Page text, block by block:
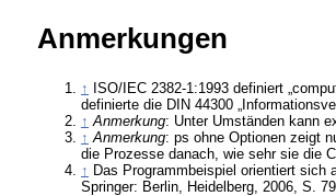
Anmerkungen
↑
ISO/IEC 2382-1:1993 definiert
definierte die DIN 44300
↑ Anmerkung: Unter Umständen kann
↑ Anmerkung: ps ohne Optionen zeigt
die Prozesse danach, wie sehr sie die
↑ Das Programmbeispiel orientiert sich
Springer: Berlin, Heidelberg, 2006, S.